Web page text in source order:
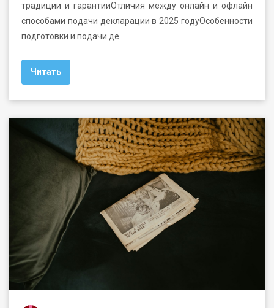
традиции и гарантииОтличия между онлайн и офлайн
способами подачи декларации в 2025 годуОсобенности
подготовки и подачи де…
Читать